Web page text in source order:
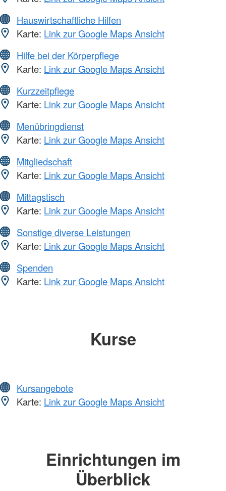
Hauswirtschaftliche Hilfen
Karte: Link zur Google Maps Ansicht
Hilfe bei der Körperpflege
Karte: Link zur Google Maps Ansicht
Kurzzeitpflege
Karte: Link zur Google Maps Ansicht
Menübringdienst
Karte: Link zur Google Maps Ansicht
Mitgliedschaft
Karte: Link zur Google Maps Ansicht
Mittagstisch
Karte: Link zur Google Maps Ansicht
Sonstige diverse Leistungen
Karte: Link zur Google Maps Ansicht
Spenden
Karte: Link zur Google Maps Ansicht
Kurse
Kursangebote
Karte: Link zur Google Maps Ansicht
Einrichtungen im
Überblick